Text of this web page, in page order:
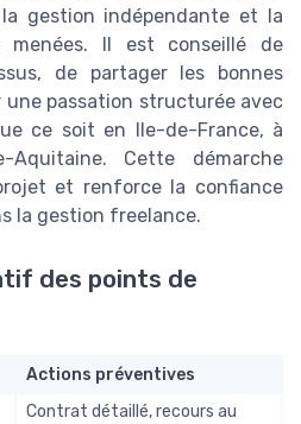
gestion indépendante et la
menées. Il est conseillé de
de partager les bonnes
une passation structurée avec
ce soit en Ile-de-France, à
Cette démarche
et renforce la confiance
la gestion freelance.
des points de
Actions préventives
Contrat détaillé, recours au